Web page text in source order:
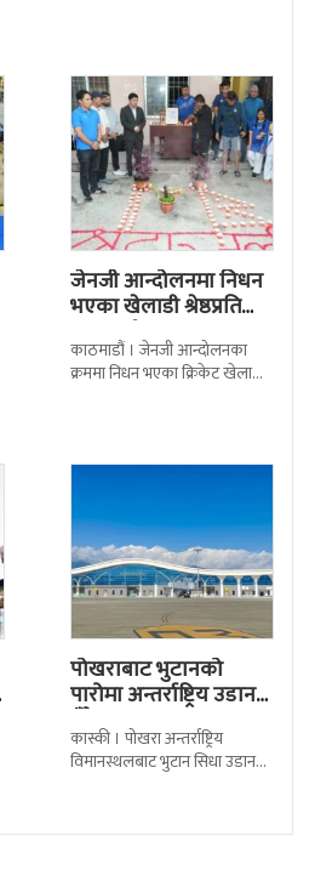
जेनजी आन्दोलनमा निधन
भएका खेलाडी श्रेष्ठप्रति
श्रद्धाञ्जली
काठमाडौं । जेनजी आन्दोलनका
क्रममा निधन भएका क्रिकेट खेलाडी
पोखराबाट भुटानको
पारोमा अन्तर्राष्ट्रिय उडान
हुँदै
कास्की । पोखरा अन्तर्राष्ट्रिय
विमानस्थलबाट भुटान सिधा उडान
लागेको हो